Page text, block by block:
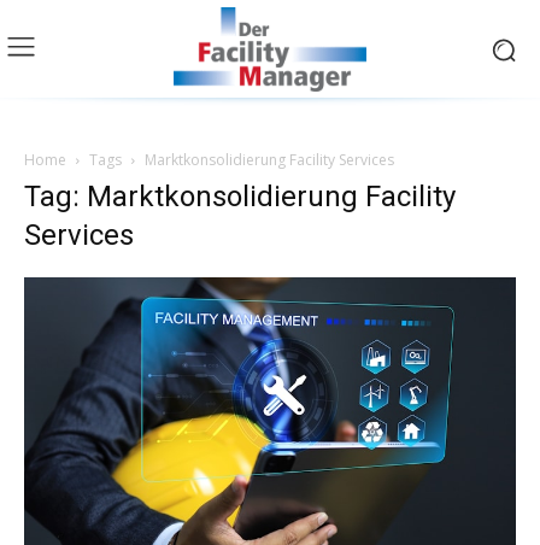
Home Tags Marktkonsolidierung Facility Services
Tag: Marktkonsolidierung Facility
Services